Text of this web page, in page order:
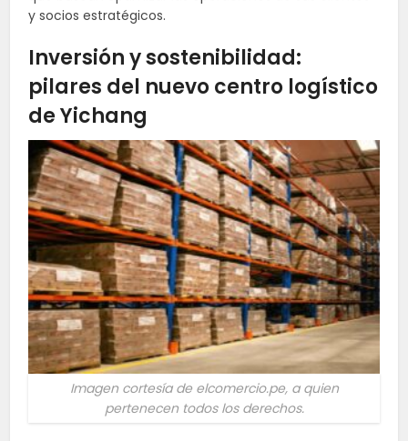
y socios estratégicos.
Inversión y sostenibilidad:
pilares del nuevo centro logístico
de Yichang
Imagen cortesía de elcomercio.pe, a quien
pertenecen todos los derechos.